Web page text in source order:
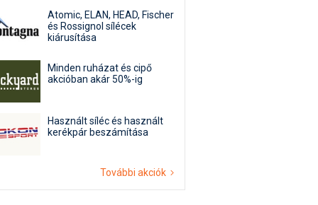
Atomic, ELAN, HEAD, Fischer
és Rossignol sílécek
kiárusítása
Minden ruházat és cipő
akcióban akár 50%-ig
Használt síléc és használt
kerékpár beszámítása
További akciók